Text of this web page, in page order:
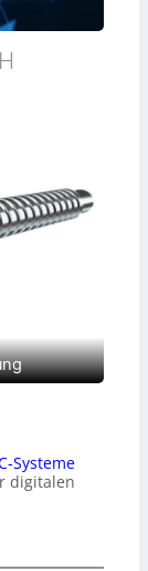
Systeme
digitalen